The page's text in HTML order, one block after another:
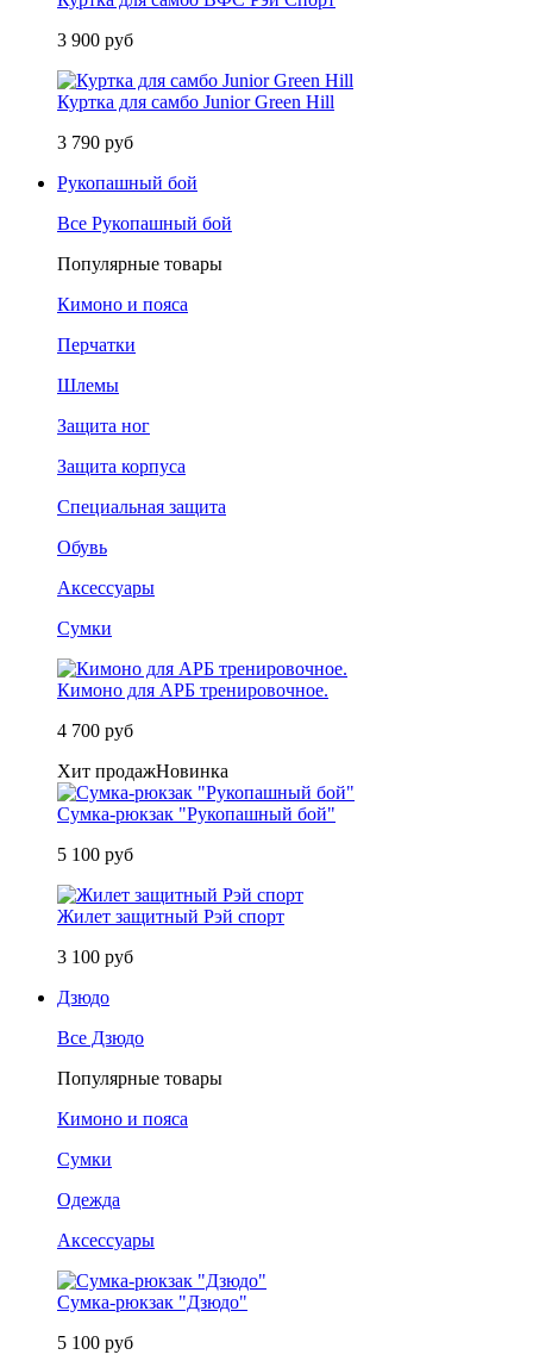
3 900 руб
Куртка для самбо Junior Green Hill
3 790 руб
Рукопашный бой
Все Рукопашный бой
Популярные товары
Кимоно и пояса
Перчатки
Шлемы
Защита ног
Защита корпуса
Специальная защита
Обувь
Аксессуары
Сумки
Кимоно для АРБ тренировочное.
4 700 руб
Хит продажНовинка
Сумка-рюкзак "Рукопашный бой"
5 100 руб
Жилет защитный Рэй спорт
3 100 руб
Дзюдо
Все Дзюдо
Популярные товары
Кимоно и пояса
Сумки
Одежда
Аксессуары
Сумка-рюкзак "Дзюдо"
5 100 руб